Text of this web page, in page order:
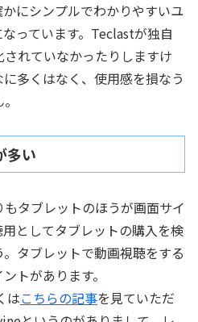
にシンプルでわかりやすいユ
っています。Teclastが独自
れていなかったりしますけ
多くはなく、使用感を損なう
多い
タブレットのほうが画面サイ
としてタブレットの購入を検
タブレットで動画視聴をする
トがあります。
はこちらの記事を見ていただ